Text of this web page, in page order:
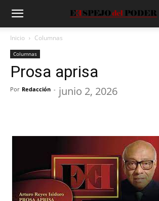
Inicio Columnas
Columnas
Prosa aprisa
Por Redacción - junio 2, 2026